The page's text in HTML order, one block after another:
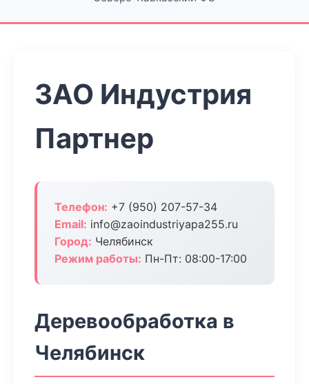
ЗАО Индустрия
Партнер
Телефон: +7 (950) 207-57-34
Email: info@zaoindustriyapa255.ru
Город: Челябинск
Режим работы: Пн-Пт: 08:00-17:00
Деревообработка в
Челябинск